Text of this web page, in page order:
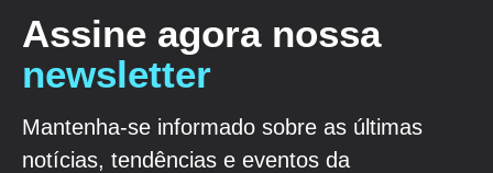
Assine agora nossa
newsletter
Mantenha-se informado sobre as últimas
notícias, tendências e eventos da